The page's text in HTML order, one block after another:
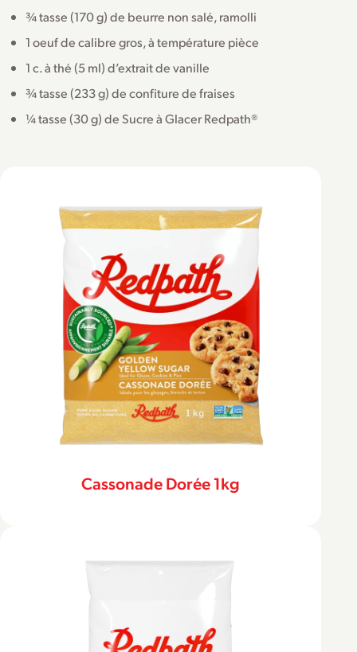
¾ tasse (170 g) de beurre non salé, ramolli
1 oeuf de calibre gros, à température pièce
1 c. à thé (5 ml) d’extrait de vanille
¾ tasse (233 g) de confiture de fraises
¼ tasse (30 g) de Sucre à Glacer Redpath®
Cassonade Dorée 1kg